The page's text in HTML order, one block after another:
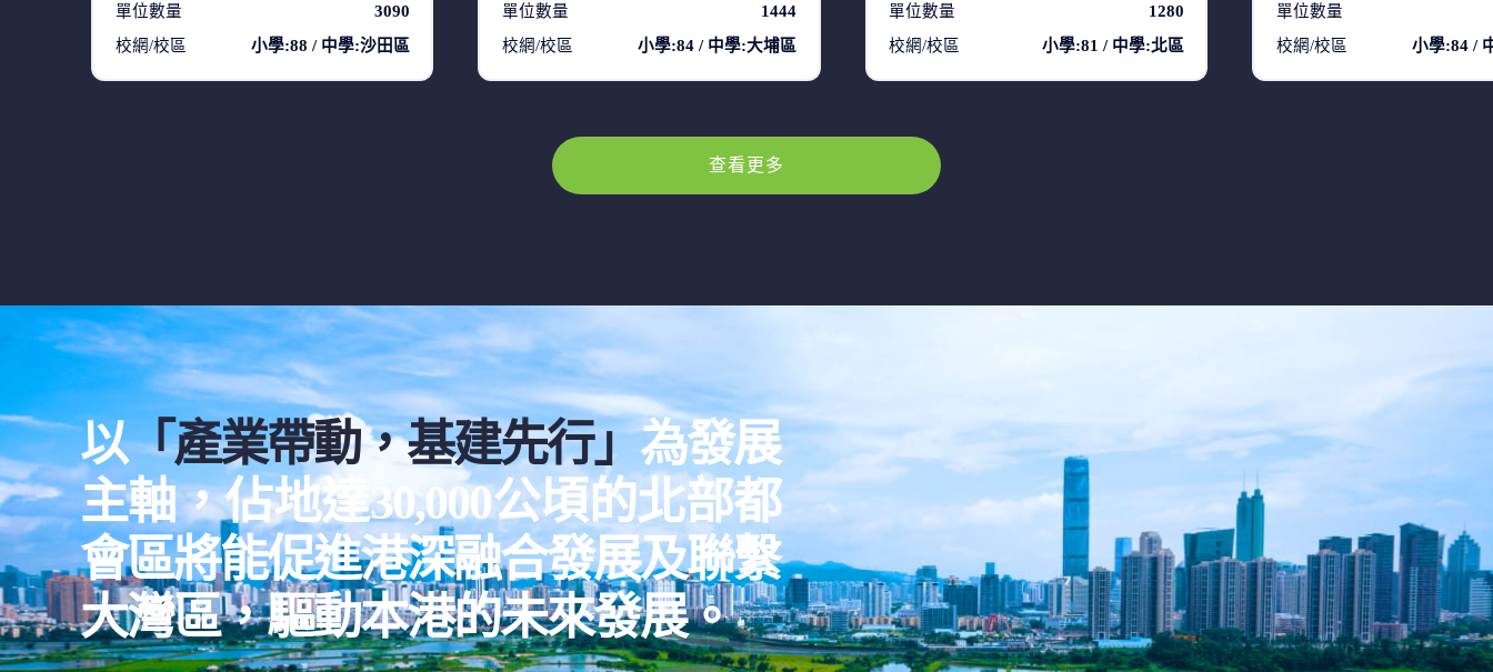
單位數量
3090
校網/校區
小學:88 / 中學:沙田區
單位數量
1444
校網/校區
小學:84 / 中學:大埔區
單位數量
1280
校網/校區
小學:81 / 中學:北區
單位數量
校網/校區
小學:84 /
查看更多
以「產業帶動，基建先行」為發展
主軸，佔地達30,000公頃的北部都
會區將能促進港深融合發展及聯繫
大灣區，驅動本港的未來發展。